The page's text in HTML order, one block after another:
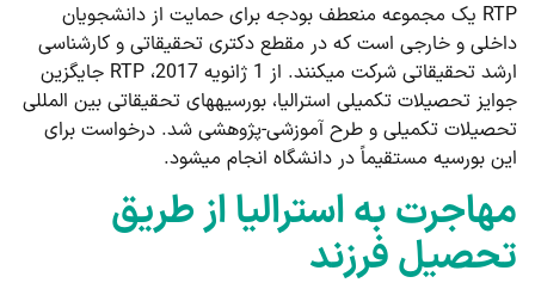
RTP یک مجموعه منعطف بودجه برای حمایت از دانشجویان
داخلی و خارجی است که در مقطع دکتری تحقیقاتی و کارشناسی
ارشد تحقیقاتی شرکت می­کنند. از 1 ژانویه 2017، RTP جایگزین
جوایز تحصیلات تکمیلی استرالیا، بورسیه­های تحقیقاتی بین ­المللی
تحصیلات تکمیلی و طرح آموزشی-پژوهشی شد. درخواست برای
این بورسیه مستقیماً در دانشگاه انجام می­شود.
مهاجرت به استرالیا از طریق
تحصیل فرزند